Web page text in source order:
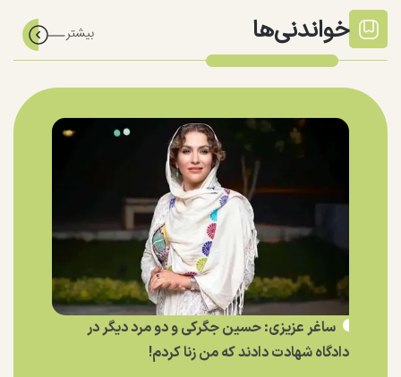
خواندنی‌ها
ساغر عزیزی: حسین جگرکی و دو مرد دیگر در
دادگاه شهادت دادند که من زنا کردم!